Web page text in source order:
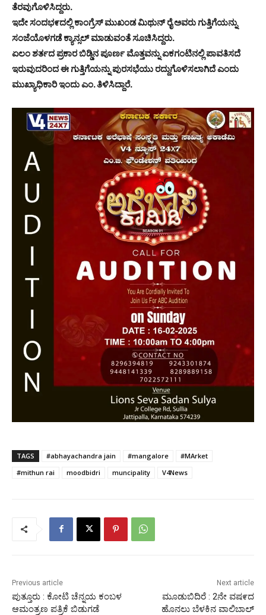
ತೆರವುಗೊಳಿಸಿದ್ದರು.
ಇದೇ ಸಂದಭ೯ದಲ್ಲಿ ಕಾಂಗ್ರೆಸ್ ಮುಖಂಡ ಮಿಥುನ್ ರೈ ಅವರು ಗುತ್ತಿಗೆಯನ್ನು
ಸಂಜೆಯೊಳಗಡೆ ಕ್ಯಾನ್ಸಲ್ ಮಾಡುವಂತೆ ಸೂಚಿಸಿದ್ದರು.
ಏಲಂ ಶರ್ತದ ಪ್ರಕಾರ ಬಿಡ್ಡಿನ ಪೂರ್ಣ ಮೊತ್ತವನ್ನು ಏಕಗಂಟಿನಲ್ಲಿ ಪಾವತಿಸದೆ
ಇರುವುದರಿಂದ ಈ ಗುತ್ತಿಗೆಯನ್ನು ಪುರಸಭೆಯು ರದ್ದುಗೊಳಿಸಲಾಗಿದೆ ಎಂದು
ಮುಖ್ಯಾಧಿಕಾರಿ ಇಂದು ಎಂ. ತಿಳಿಸಿದ್ದಾರೆ.
TAGS #abhayachandra jain #mangalore
#MArket
#mithun rai
moodbidri muncipality V4News
Previous article
ಪುತ್ತೂರು : ಕೋಟಿ ಚೆನ್ನಯ ಕಂಬಳ
ಆಮಂತ್ರಣ ಪತ್ರಿಕೆ ಬಿಡುಗಡೆ
Next article
ಮೂಡುಬಿದಿರೆ : 2ನೇ ವಷ೯ದ
ಹೊನಲು ಬೆಳಕಿನ ವಾಲಿಬಾಲ್